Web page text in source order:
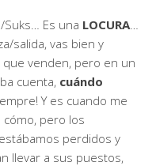
Es una LOCURA…
salida, vas bien y
venden, pero en un
cuenta, cuándo
Y es cuando me
pero los
perdidos y
llevar a sus puestos,